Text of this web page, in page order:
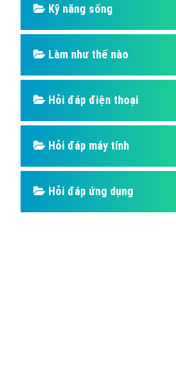
Kỹ năng sống
Làm như thế nào
Hỏi đáp điện thoại
Hỏi đáp máy tính
Hỏi đáp ứng dụng